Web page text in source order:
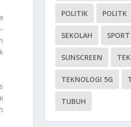
POLITIK POLITK
SEKOLAH SPORT
SUNSCREEN
TEKNOLOGI 5G
TUBUH